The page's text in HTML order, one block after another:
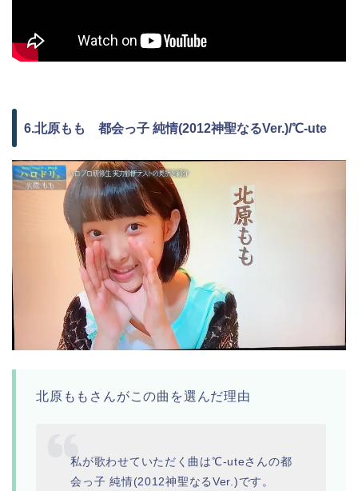
6.北原もも 都会っ子 純情(2012神聖なるVer.)/℃-ute
北原ももさんがこの曲を選んだ理由
私が歌わせていただく曲は℃-uteさんの都
会っ子 純情(2012神聖なるVer.)です。